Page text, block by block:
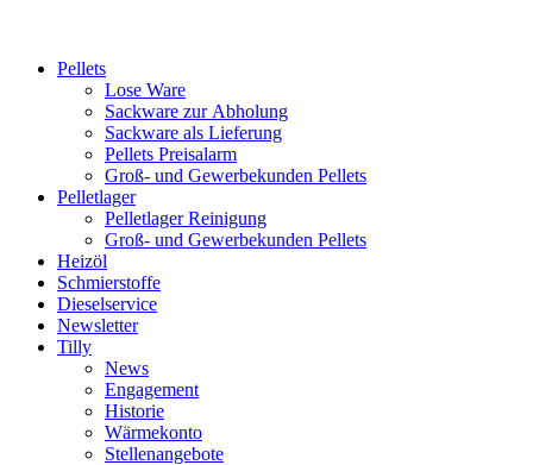
Pellets
Lose Ware
Sackware zur Abholung
Sackware als Lieferung
Pellets Preisalarm
Groß- und Gewerbekunden Pellets
Pelletlager
Pelletlager Reinigung
Groß- und Gewerbekunden Pellets
Heizöl
Schmierstoffe
Dieselservice
Newsletter
Tilly
News
Engagement
Historie
Wärmekonto
Stellenangebote